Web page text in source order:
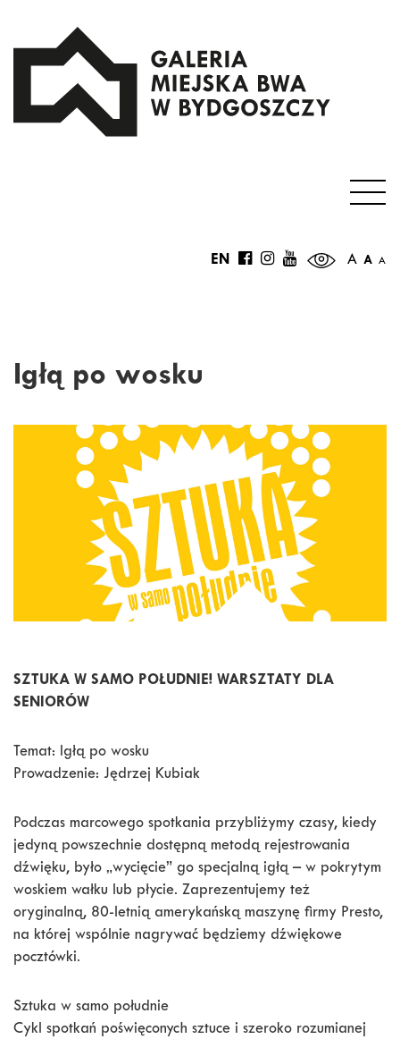
A A A
EN
Igłą po wosku
SZTUKA W SAMO POŁUDNIE! WARSZTATY DLA
SENIORÓW
Temat: Igłą po wosku
Prowadzenie: Jędrzej Kubiak
Podczas marcowego spotkania przybliżymy czasy, kiedy
jedyną powszechnie dostępną metodą rejestrowania
dźwięku, było „wycięcie” go specjalną igłą – w pokrytym
woskiem wałku lub płycie. Zaprezentujemy też
oryginalną, 80-letnią amerykańską maszynę firmy Presto,
na której wspólnie nagrywać będziemy dźwiękowe
pocztówki.
Sztuka w samo południe
Cykl spotkań poświęconych sztuce i szeroko rozumianej